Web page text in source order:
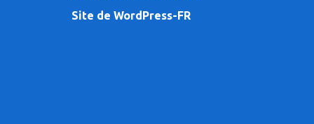
Site de WordPress-FR